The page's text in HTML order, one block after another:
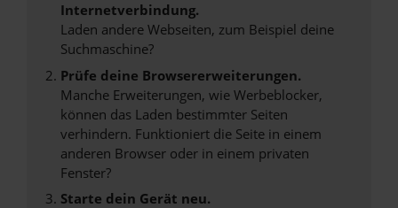
Internetverbindung.
Laden andere Webseiten, zum Beispiel deine
Suchmaschine?
Prüfe deine Browsererweiterungen.
Manche Erweiterungen, wie Werbeblocker,
können das Laden bestimmter Seiten
verhindern. Funktioniert die Seite in einem
anderen Browser oder in einem privaten
Fenster?
Starte dein Gerät neu.